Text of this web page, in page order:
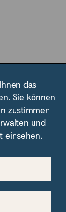
ISIN.
das
Sie können
zustimmen
und
einsehen.